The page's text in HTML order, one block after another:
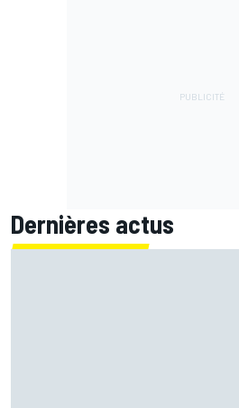
Dernières actus